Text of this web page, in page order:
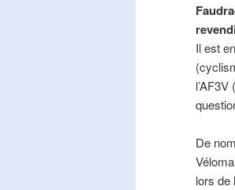
Il est
De
lors de